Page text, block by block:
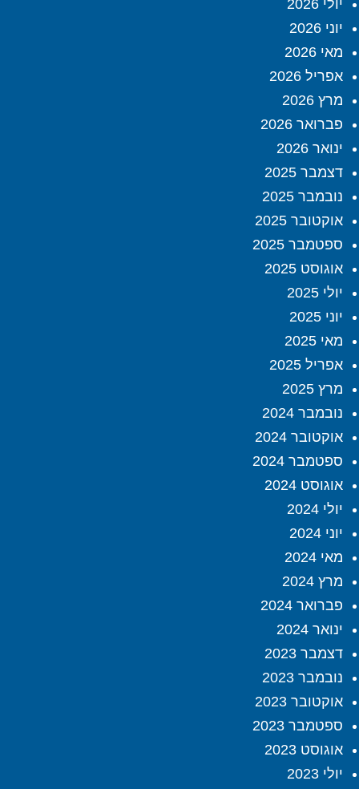
יולי 2026
יוני 2026
מאי 2026
אפריל 2026
מרץ 2026
פברואר 2026
ינואר 2026
דצמבר 2025
נובמבר 2025
אוקטובר 2025
ספטמבר 2025
אוגוסט 2025
יולי 2025
יוני 2025
מאי 2025
אפריל 2025
מרץ 2025
נובמבר 2024
אוקטובר 2024
ספטמבר 2024
אוגוסט 2024
יולי 2024
יוני 2024
מאי 2024
מרץ 2024
פברואר 2024
ינואר 2024
דצמבר 2023
נובמבר 2023
אוקטובר 2023
ספטמבר 2023
אוגוסט 2023
יולי 2023